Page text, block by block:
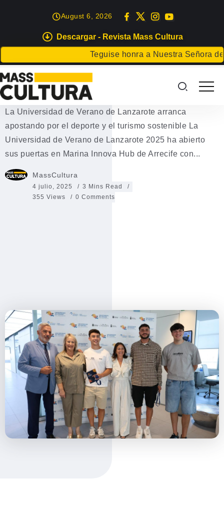
Descargar - Revista Mass Cultura
Teguise honra a Nuestra Señora de
August 6, 2026
EVENTOS
La Universidad de Verano de
Lanzarote 2025
La Universidad de Verano de Lanzarote arranca
apostando por el deporte y el turismo sostenible La
Universidad de Verano de Lanzarote 2025 ha abierto
sus puertas en Marina Innova Hub de Arrecife con...
MassCultura
4 julio, 2025
3 Mins Read
355 Views
0 Comments